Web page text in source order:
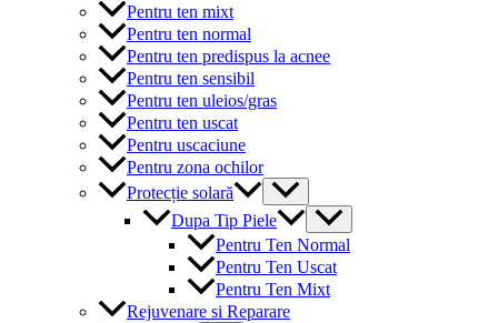
Pentru ten mixt
Pentru ten normal
Pentru ten predispus la acnee
Pentru ten sensibil
Pentru ten uleios/gras
Pentru ten uscat
Pentru uscaciune
Pentru zona ochilor
Protecție solară
Menu
Toggle
Dupa Tip Piele
Menu
Toggle
Pentru Ten Normal
Pentru Ten Uscat
Pentru Ten Mixt
Rejuvenare si Reparare